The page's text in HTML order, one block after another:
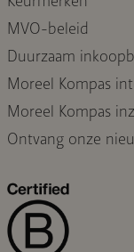
MVO-beleid
Duurzaam
Moreel Kompas
Moreel Kompas
Ontvang onze